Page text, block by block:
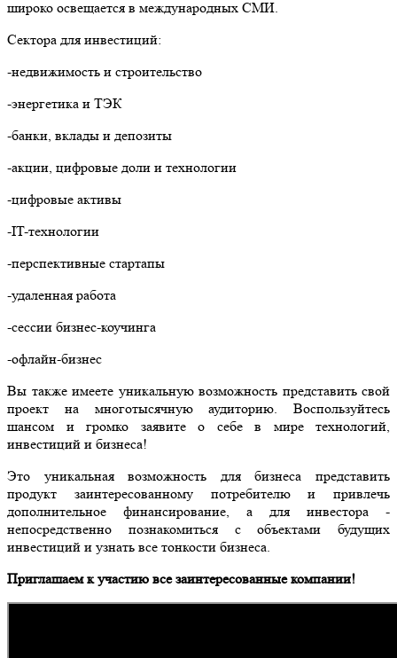
широко освещается в международных СМИ.
Сектора для инвестиций:
-недвижимость и строительство
-энергетика и ТЭК
-банки, вклады и депозиты
-акции, цифровые доли и технологии
-цифровые активы
-IT-технологии
-перспективные стартапы
-удаленная работа
-сессии бизнес-коучинга
-офлайн-бизнес
Вы также имеете уникальную возможность представить свой
проект на многотысячную аудиторию. Воспользуйтесь
шансом и громко заявите о себе в мире технологий,
инвестиций и бизнеса!
Это уникальная возможность для бизнеса представить
продукт заинтересованному потребителю и привлечь
дополнительное финансирование, а для инвестора -
непосредственно познакомиться с объектами будущих
инвестиций и узнать все тонкости бизнеса.
Приглашаем к участию все заинтересованные компании!